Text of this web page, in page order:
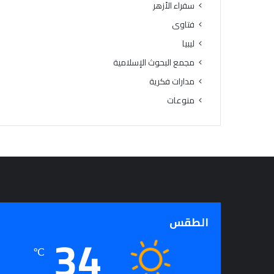
سفراء الأزهر
فتاوى
ليبيا
مجمع البحوث الإسلامية
مدارات فكرية
منوعات
الطقس
℃